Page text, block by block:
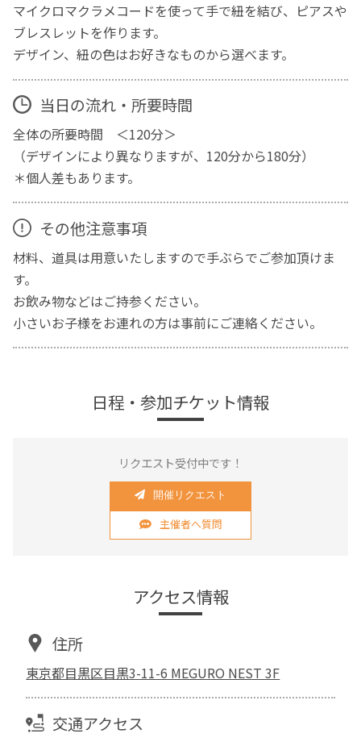
マイクロマクラメコードを使って手で紐を結び、ピアスや
ブレスレットを作ります。
デザイン、紐の色はお好きなものから選べます。
当日の流れ・所要時間
全体の所要時間 ＜120分＞
（デザインにより異なりますが、120分から180分）
＊個人差もあります。
その他注意事項
材料、道具は用意いたしますので手ぶらでご参加頂けま
す。
お飲み物などはご持参ください。
小さいお子様をお連れの方は事前にご連絡ください。
日程・参加チケット情報
リクエスト受付中です！
開催リクエスト
主催者へ質問
アクセス情報
住所
東京都目黒区目黒3-11-6 MEGURO NEST 3F
交通アクセス